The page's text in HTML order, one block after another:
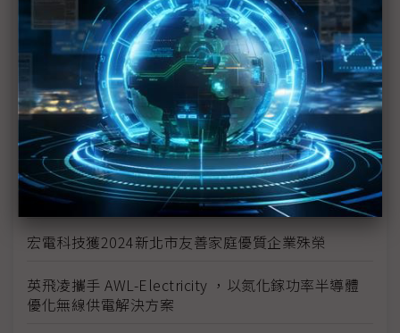
啟動Common Criteria產學合作 安華聯網攜手北科大
培育台灣資安人才
裕富支持攸惜關懷協會 推動水電系計畫
裕融企業打造「文化共融 平權共享」公益精神
大同永續搶攻碳權商機 完成高價藍碳交易
麗升能源打造「綠電交易加速器」
宏電科技獲2024新北市友善家庭優質企業殊榮
英飛凌攜手 AWL-Electricity ，以氮化鎵功率半導體
優化無線供電解決方案